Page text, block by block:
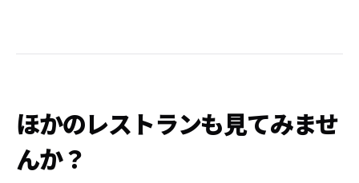
ほかのレストランも見てみませ
んか？